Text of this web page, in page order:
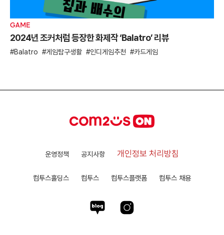
GAME
2024년 조커처럼 등장한 화제작 ‘Balatro’ 리뷰
Balatro 게임탐구생활 인디게임추천 카드게임
운영정책 공지사항 개인정보 처리방침
컴투스홀딩스 컴투스 컴투스플랫폼 컴투스 채용